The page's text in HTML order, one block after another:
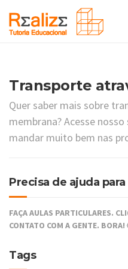
Transporte
Quer saber mais sobre
membrana? Acesse
mandar muito bem nas
Precisa de ajuda
FAÇA AULAS PARTICULARES.
CONTATO COM A GENTE.
Tags